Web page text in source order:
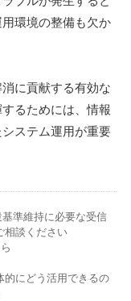
環境の整備も欠か
に貢献する有効な
るためには、情報
ステム運用が重要
準維持に必要な受信
相談ください
的にどう活用できるの